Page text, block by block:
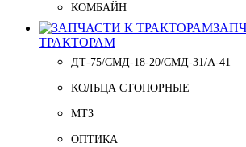
КОМБАЙН
ТРАКТОРАМ
ДТ-75/СМД-18-20/СМД-31/A-41
КОЛЬЦА СТОПОРНЫЕ
МТЗ
ОПТИКА